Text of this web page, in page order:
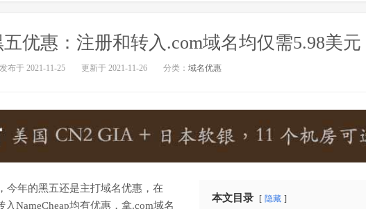
五优惠：注册和转入.com域名均仅需5.98美元
布于 2021-11-25 更新于 2021-11-26 分类： 域名优惠
本文目录 隐藏
今年的黑五还是主打域名优惠，在
NameCheap均有优惠，拿.com域名